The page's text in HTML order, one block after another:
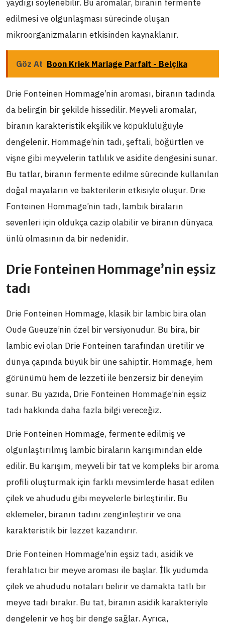
yaydığı söylenebilir. Bu aromalar, biranın fermente
edilmesi ve olgunlaşması sürecinde oluşan
mikroorganizmaların etkisinden kaynaklanır.
Göz At Boon Kriek Mariage Parfait - Belçika
Drie Fonteinen Hommage’nin aroması, biranın tadında
da belirgin bir şekilde hissedilir. Meyveli aromalar,
biranın karakteristik ekşilik ve köpüklülüğüyle
dengelenir. Hommage’nin tadı, şeftali, böğürtlen ve
vişne gibi meyvelerin tatlılık ve asidite dengesini sunar.
Bu tatlar, biranın fermente edilme sürecinde kullanılan
doğal mayaların ve bakterilerin etkisiyle oluşur. Drie
Fonteinen Hommage’nin tadı, lambik biraların
sevenleri için oldukça cazip olabilir ve biranın dünyaca
ünlü olmasının da bir nedenidir.
Drie Fonteinen Hommage’nin eşsiz
tadı
Drie Fonteinen Hommage, klasik bir lambic bira olan
Oude Gueuze’nin özel bir versiyonudur. Bu bira, bir
lambic evi olan Drie Fonteinen tarafından üretilir ve
dünya çapında büyük bir üne sahiptir. Hommage, hem
görünümü hem de lezzeti ile benzersiz bir deneyim
sunar. Bu yazıda, Drie Fonteinen Hommage’nin eşsiz
tadı hakkında daha fazla bilgi vereceğiz.
Drie Fonteinen Hommage, fermente edilmiş ve
olgunlaştırılmış lambic biraların karışımından elde
edilir. Bu karışım, meyveli bir tat ve kompleks bir aroma
profili oluşturmak için farklı mevsimlerde hasat edilen
çilek ve ahududu gibi meyvelerle birleştirilir. Bu
eklemeler, biranın tadını zenginleştirir ve ona
karakteristik bir lezzet kazandırır.
Drie Fonteinen Hommage’nin eşsiz tadı, asidik ve
ferahlatıcı bir meyve aroması ile başlar. İlk yudumda
çilek ve ahududu notaları belirir ve damakta tatlı bir
meyve tadı bırakır. Bu tat, biranın asidik karakteriyle
dengelenir ve hoş bir denge sağlar. Ayrıca,